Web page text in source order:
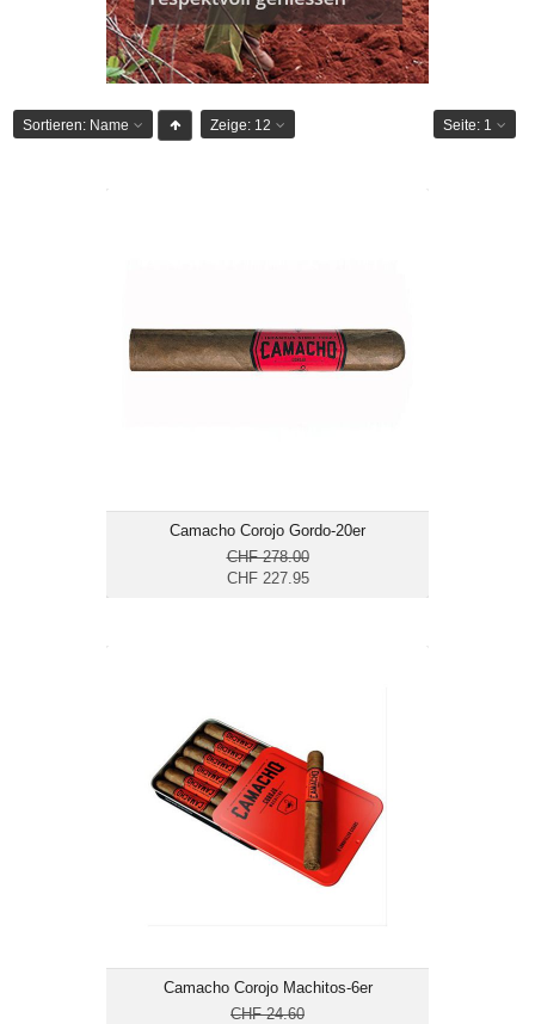
Sortieren: Name Zeige: 12 Seite: 1
Camacho Corojo Gordo-20er
CHF 278.00
CHF 227.95
Länge: 15.2
mittelkräftig bis kräftig
Camacho Corojo Machitos-6er
CHF 24.60
Format: Petit Corona
Ringmass: 32
Länge: 10.16
mittelkräftig bis kräftig